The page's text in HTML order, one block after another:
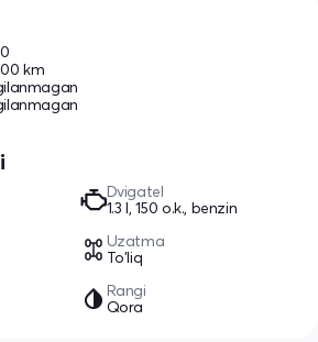
km
Dvigatel
1.3 l, 150 o.k., benzin
Uzatma
To'liq
Rangi
Qora